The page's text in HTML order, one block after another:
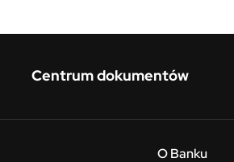
Centrum dokumentów
O Banku